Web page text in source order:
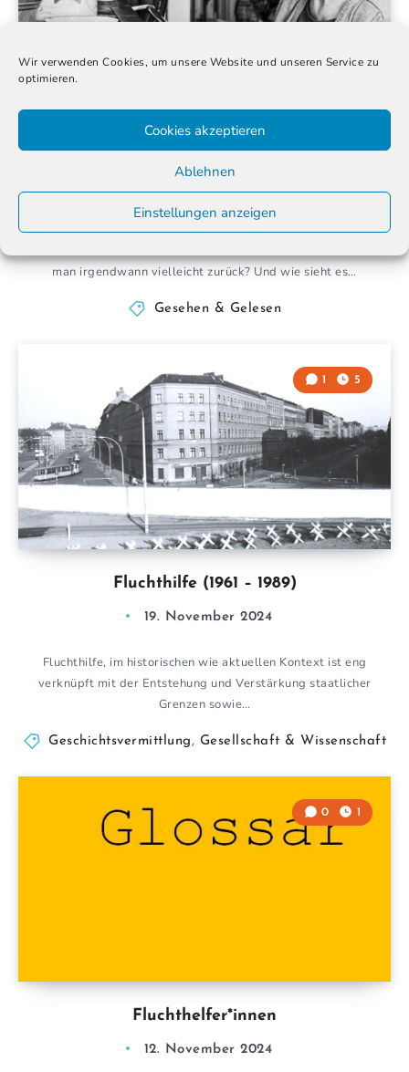
Wir verwenden Cookies, um unsere Website und unseren Service zu
optimieren.
Cookies akzeptieren
Ablehnen
Einstellungen anzeigen
Vom Kommen und Gehen. Kursbuch Oder-
Spree
26. November 2024
man irgendwann vielleicht zurück? Und wie sieht es…
Gesehen & Gelesen
Fluchthilfe (1961 – 1989)
1 5
19. November 2024
Fluchthilfe, im historischen wie aktuellen Kontext ist eng
verknüpft mit der Entstehung und Verstärkung staatlicher
Grenzen sowie…
Geschichtsvermittlung , Gesellschaft & Wissenschaft
Fluchthelfer*innen
0 1
12. November 2024